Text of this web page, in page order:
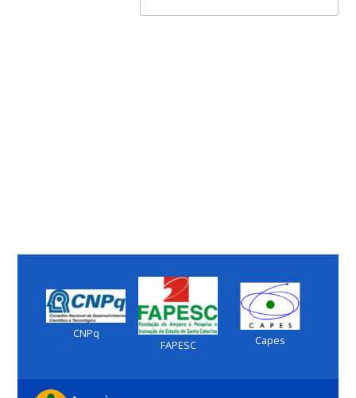
CNPq
FAPESC
Capes